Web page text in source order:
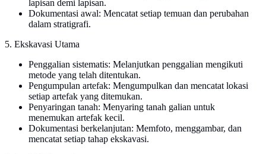
lapisan demi lapisan.
Dokumentasi awal: Mencatat setiap temuan dan perubahan
dalam stratigrafi.
5. Ekskavasi Utama
Penggalian sistematis: Melanjutkan penggalian mengikuti
metode yang telah ditentukan.
Pengumpulan artefak: Mengumpulkan dan mencatat lokasi
setiap artefak yang ditemukan.
Penyaringan tanah: Menyaring tanah galian untuk
menemukan artefak kecil.
Dokumentasi berkelanjutan: Memfoto, menggambar, dan
mencatat setiap tahap ekskavasi.